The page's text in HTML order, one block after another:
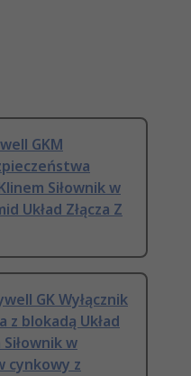
GKM
Siłownik w
Układ Złącza Z
GK Wyłącznik
z blokadą Układ
Siłownik w
cynkowy z